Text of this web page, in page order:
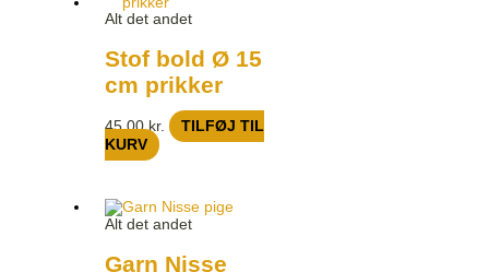
Alt det andet
Stof bold Ø 15
cm prikker
45,00kr.
TILFØJ TIL
KURV
Alt det andet
Garn Nisse